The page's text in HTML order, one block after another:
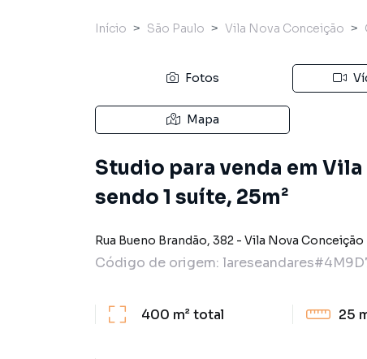
Início São Paulo Vila Nova Conceição
Fotos
Mapa
Studio para venda em
sendo 1 suíte, 25m²
Rua Bueno Brandão, 382 - Vila Nova Conceição
Código de origem:
400 m²total 25